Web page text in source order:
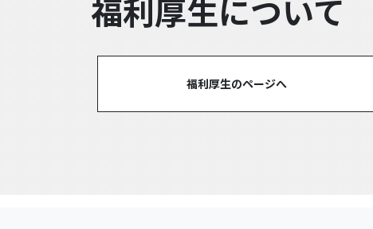
福利厚生について
福利厚生のページへ